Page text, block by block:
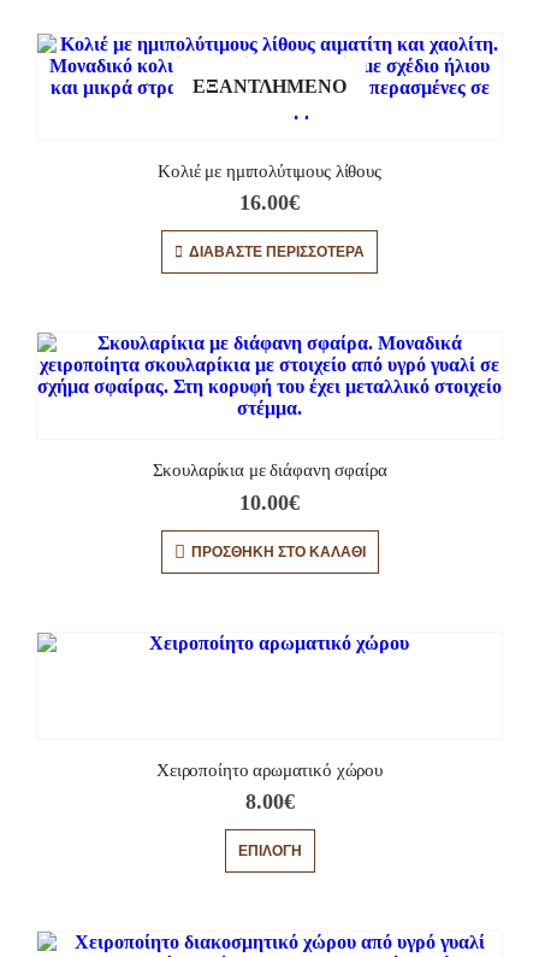
ΕΞΑΝΤΛΗΜΈΝΟ
Κολιέ με ημιπολύτιμους λίθους
16.00€
ΔΙΑΒΆΣΤΕ ΠΕΡΙΣΣΌΤΕΡΑ
Σκουλαρίκια με διάφανη σφαίρα
10.00€
ΠΡΟΣΘΉΚΗ ΣΤΟ ΚΑΛΆΘΙ
Χειροποίητο αρωματικό χώρου
8.00€
ΕΠΙΛΟΓΉ